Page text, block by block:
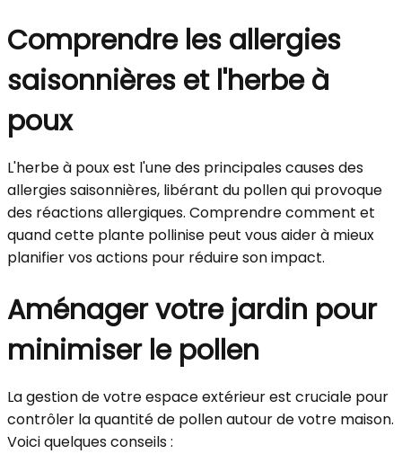
Comprendre les allergies
saisonnières et l'herbe à
poux
L'herbe à poux est l'une des principales causes des
allergies saisonnières, libérant du pollen qui provoque
des réactions allergiques. Comprendre comment et
quand cette plante pollinise peut vous aider à mieux
planifier vos actions pour réduire son impact.
Aménager votre jardin pour
minimiser le pollen
La gestion de votre espace extérieur est cruciale pour
contrôler la quantité de pollen autour de votre maison.
Voici quelques conseils :